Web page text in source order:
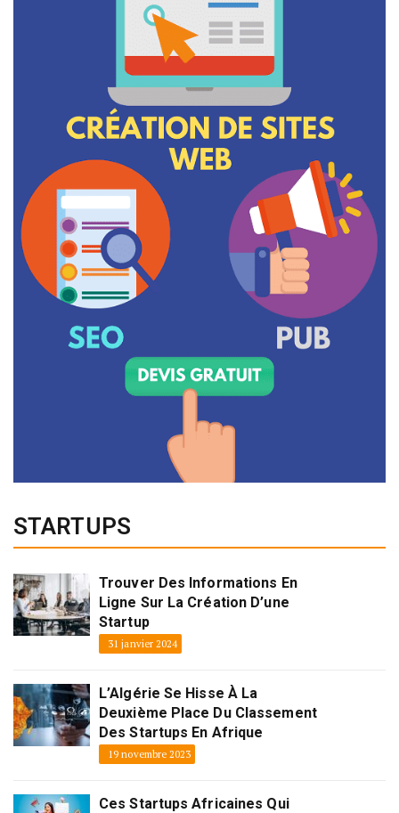
STARTUPS
Trouver Des Informations En
Ligne Sur La Création D’une
Startup
31 janvier 2024
L’Algérie Se Hisse À La
Deuxième Place Du Classement
Des Startups En Afrique
19 novembre 2023
Ces Startups Africaines Qui